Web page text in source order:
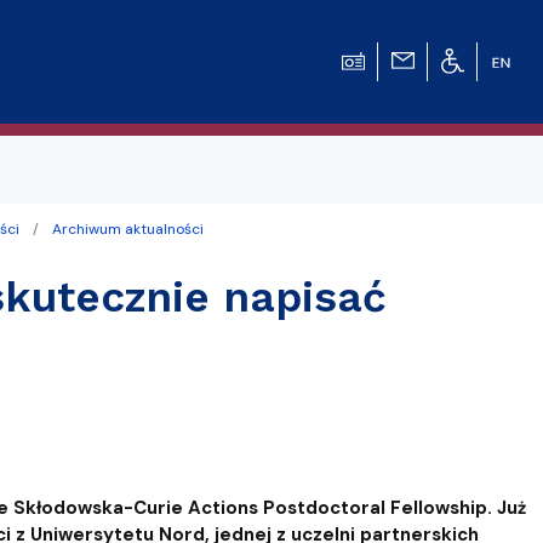
Archiwum aktualności
napisać
Skłodowska-Curie Actions Postdoctoral Fellowship. Już
z Uniwersytetu Nord, jednej z uczelni partnerskich